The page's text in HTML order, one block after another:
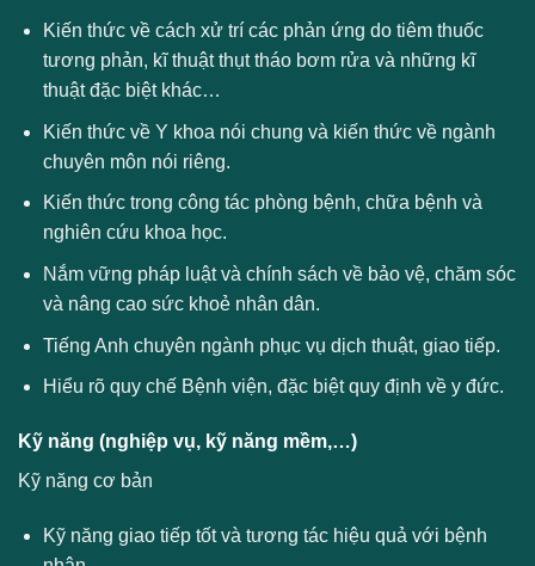
Kiến thức về cách xử trí các phản ứng do tiêm thuốc
tương phản, kĩ thuật thụt tháo bơm rửa và những kĩ
thuật đặc biệt khác…
Kiến thức về Y khoa nói chung và kiến thức về ngành
chuyên môn nói riêng.
Kiến thức trong công tác phòng bệnh, chữa bệnh và
nghiên cứu khoa học.
Nắm vững pháp luật và chính sách về bảo vệ, chăm sóc
và nâng cao sức khoẻ nhân dân.
Tiếng Anh chuyên ngành phục vụ dịch thuật, giao tiếp.
Hiểu rõ quy chế Bệnh viện, đặc biệt quy định về y đức.
Kỹ năng (nghiệp vụ, kỹ năng mềm,…)
Kỹ năng cơ bản
Kỹ năng giao tiếp tốt và tương tác hiệu quả với bệnh